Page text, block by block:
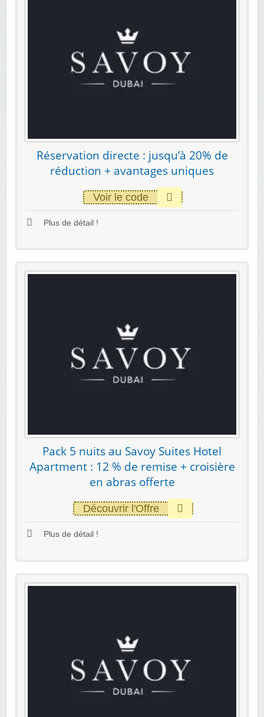
Réservation directe : jusqu’à 20% de
réduction + avantages uniques
Voir le code
Plus de détail !
Pack 5 nuits au Savoy Suites Hotel
Apartment : 12 % de remise + croisière
en abras offerte
Découvrir l'Offre
Plus de détail !